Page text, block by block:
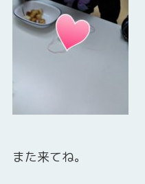
また来てね。